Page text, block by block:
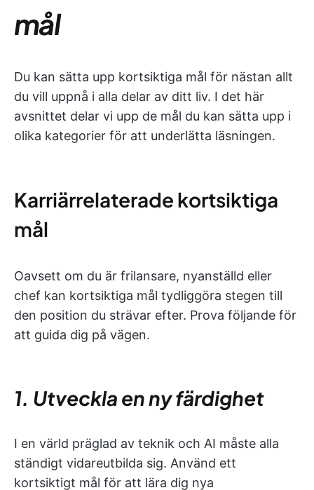
mål
Du kan sätta upp kortsiktiga mål för nästan allt
du vill uppnå i alla delar av ditt liv. I det här
avsnittet delar vi upp de mål du kan sätta upp i
olika kategorier för att underlätta läsningen.
Karriärrelaterade kortsiktiga
mål
Oavsett om du är frilansare, nyanställd eller
chef kan kortsiktiga mål tydliggöra stegen till
den position du strävar efter. Prova följande för
att guida dig på vägen.
1. Utveckla en ny färdighet
I en värld präglad av teknik och AI måste alla
ständigt vidareutbilda sig. Använd ett
kortsiktigt mål för att lära dig nya